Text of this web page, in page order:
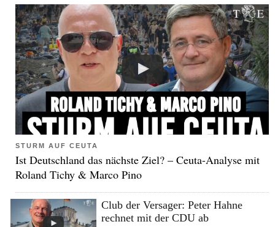
STURM AUF CEUTA
Ist Deutschland das nächste Ziel? – Ceuta-Analyse mit
Roland Tichy & Marco Pino
Club der Versager: Peter Hahne
rechnet mit der CDU ab